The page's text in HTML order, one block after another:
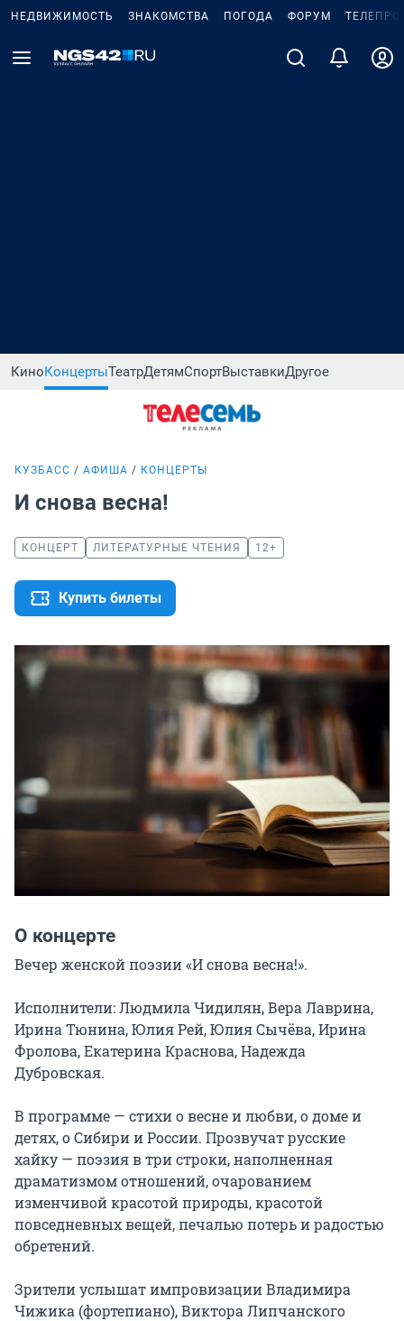
НЕДВИЖИМОСТЬ ЗНАКОМСТВА ПОГОДА ФОРУМ
КиноКонцертыТеатрДетямСпортВыставкиДругое
КУЗБАСС АФИША КОНЦЕРТЫ
И снова весна!
КОНЦЕРТ ЛИТЕРАТУРНЫЕ ЧТЕНИЯ 12+
Купить билеты
О концерте
Вечер женской поэзии «И снова весна!».
Исполнители: Людмила Чидилян, Вера Лаврина,
Ирина Тюнина, Юлия Рей, Юлия Сычёва, Ирина
Фролова, Екатерина Краснова, Надежда
Дубровская.
В программе — стихи о весне и любви, о доме и
детях, о Сибири и России. Прозвучат русские
хайку — поэзия в три строки, наполненная
драматизмом отношений, очарованием
изменчивой красотой природы, красотой
повседневных вещей, печалью потерь и радостью
обретений.
Зрители услышат импровизации Владимира
Чижика (фортепиано), Виктора Липчанского